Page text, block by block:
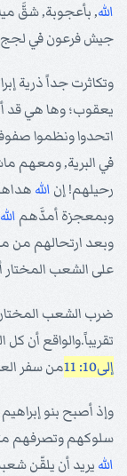
الله, بأعجوبة, شقَّ
جيش فرعون في لجج
وتكاثرت جداً ذرية
يعقوب؛ وها هي قد
اتحدوا ونظموا
في البرية, ومعهم
رحيلهم! إن الله
وبمعجزة أمدَّهم الله
وبعد ارتحالهم من
على الشعب
ضرب الشعب
تقريباً.والواقع أن كل
إلى10: 11
من سفر
وإذ أصبح بنو
سلوكهم وتصرفهم
الله يريد أن يلقّن